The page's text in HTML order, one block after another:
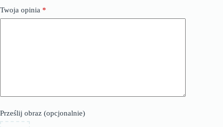
Twoja opinia *
Prześlij obraz (opcjonalnie)